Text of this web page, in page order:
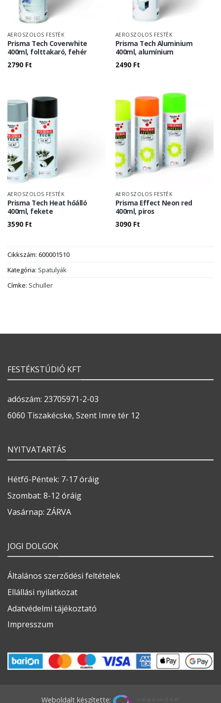
AEROSZOLOS FESTÉK
Prisma Tech Coverwhite
400ml, folttakaró, fehér
2790 Ft
AEROSZOLOS FESTÉK
Prisma Tech Aluminium
400ml, alumínium
2490 Ft
AEROSZOLOS FESTÉK
Prisma Tech Heat hőálló
400ml, fekete
3590 Ft
AEROSZOLOS FESTÉK
Prisma Effect Neon red
400ml, piros
3090 Ft
Cikkszám: 600001510
Kategória: Spatulyák
Címke: Schuller
FESTÉKSTÚDIÓ KFT
adószám: 23705971-2-03
6060 Tiszakécske, Szent Imre tér 12
NYITVATARTÁS
Hétfő-Péntek: 7-17 óráig
Szombat: 8-12 óráig
Vasárnap: ZÁRVA
JOGI DOLGOK
Általános szerződési feltételek
Ellállási nyilatkozat
Adatvédelmi tájékoztató
Impresszum
Weboldalt készítette: